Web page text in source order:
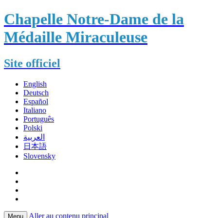
Chapelle Notre-Dame de la
Médaille Miraculeuse
Site officiel
English
Deutsch
Español
Italiano
Português
Polski
العربية
日本語
Slovensky
Menu Aller au contenu principal